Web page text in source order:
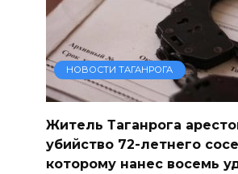
НОВОСТИ ТАГАНРОГА
Житель Таганрога
убийство 72-летнего
которому нанес восемь